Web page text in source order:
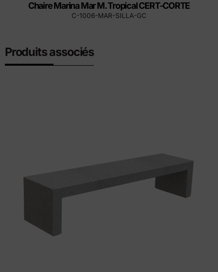
Chaire Marina Mar M. Tropical CERT-CORTE
C-1006-MAR-SILLA-GC
Produits associés